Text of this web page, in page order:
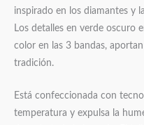
inspirado en los diamantes y
Los detalles en verde oscuro
color en las 3 bandas,
tradición.
Está confeccionada con
temperatura y expulsa la